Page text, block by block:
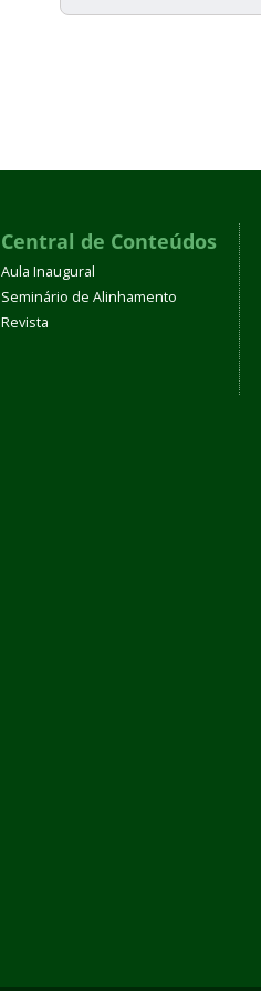
Central de Conteúdos
Aula Inaugural
Seminário de Alinhamento
Revista